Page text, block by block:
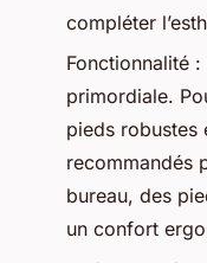
compléter
Fonctionnalité
primordiale.
pieds robustes
recommandés
bureau, des
un confort